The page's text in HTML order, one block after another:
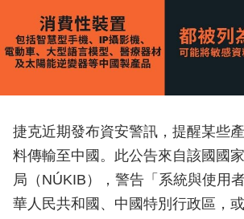
捷克近期發布資安警訊，提醒某些
料傳輸至中國。此公告來自該國國
局（NÚKIB），警告「系統與使用
華人民共和國、中國特別行政區，